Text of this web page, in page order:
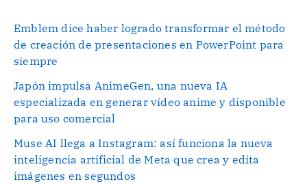
Emblem dice haber logrado transformar el método
de creación de presentaciones en PowerPoint para
siempre
Japón impulsa AnimeGen, una nueva IA
especializada en generar vídeo anime y disponible
para uso comercial
Muse AI llega a Instagram: así funciona la nueva
inteligencia artificial de Meta que crea y edita
imágenes en segundos